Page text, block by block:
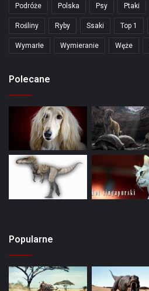
Podróże Polska Psy Ptaki
Rośliny Ryby Ssaki Top 1
Wymarłe Wymieranie Węże
Polecane
Popularne